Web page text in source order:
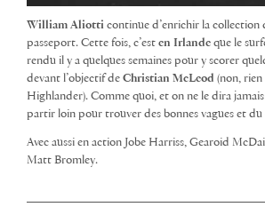
William Aliotti continue d’enrichir la collection
passeport. Cette fois, c’est en Irlande que le
rendu il y a quelques semaines pour y scorer
devant l’objectif de Christian McLeod (non, rien
Highlander). Comme quoi, et on ne le dira jamais
partir loin pour trouver des bonnes vagues et du
Avec aussi en action Jobe Harriss, Gearoid
Matt Bromley.